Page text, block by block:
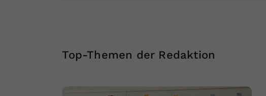
Top-Themen der Redaktion